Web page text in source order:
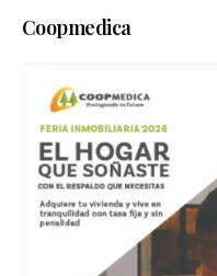
Coopmedica